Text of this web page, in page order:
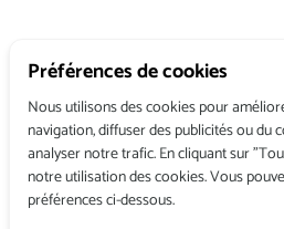
Préférences de cookies
Nous utilisons des cookies pour
navigation, diffuser des publicités ou du
analyser notre trafic. En cliquant sur
notre utilisation des cookies. Vous
préférences ci-dessous.
Copyright © 2026 Choose & Work.
Tél: +33 (0) 1 80
Belgique : 156, avenue de Floréal